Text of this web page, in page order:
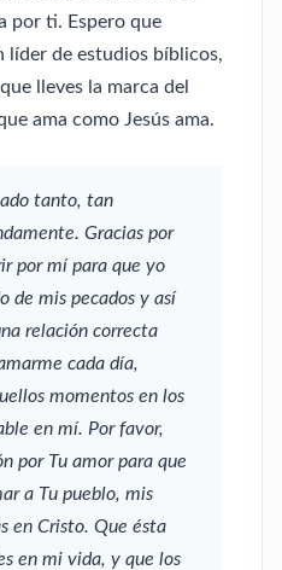
por ti. Espero que
líder de estudios bíblicos,
lleves la marca del
ama como Jesús ama.
tanto, tan
Gracias por
por mí para que yo
de mis pecados y así
relación correcta
cada día,
momentos en los
en mí. Por favor,
por Tu amor para que
a Tu pueblo, mis
en Cristo. Que ésta
en mi vida, y que los